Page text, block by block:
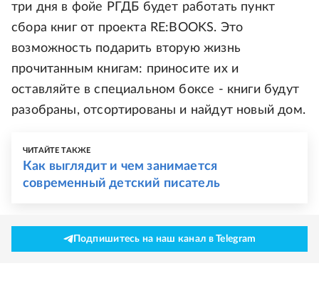
три дня в фойе РГДБ будет работать пункт
сбора книг от проекта RE:BOOKS. Это
возможность подарить вторую жизнь
прочитанным книгам: приносите их и
оставляйте в специальном боксе - книги будут
разобраны, отсортированы и найдут новый дом.
ЧИТАЙТЕ ТАКЖЕ
Как выглядит и чем занимается
современный детский писатель
Подпишитесь на наш канал в Telegram